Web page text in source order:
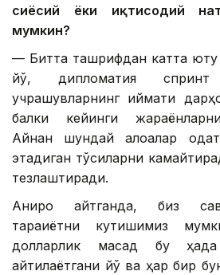
сиёсий ёки иқтисодий
мумкин?
— Битта ташрифдан катта
йўқ, дипломатия
учрашувларнинг қиймати
балки кейинги
Айнан шундай алоқалар
этадиган тўсиқларни
тезлаштиради.
Аниқроқ айтганда, биз
тараққиётни кутишимиз
долларлик мақсад бу
айтилаётгани йўқ ва ҳар бир